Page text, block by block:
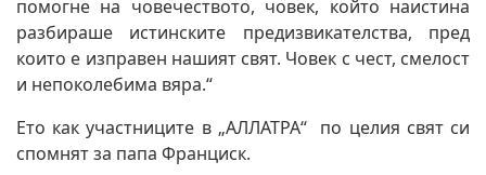
помогне на човечеството, човек, който наистина
разбираше истинските предизвикателства, пред
които е изправен нашият свят. Човек с чест, смелост
и непоколебима вяра.“
Ето как участниците в „АЛЛАТРА“ по целия свят си
спомнят за папа Франциск.